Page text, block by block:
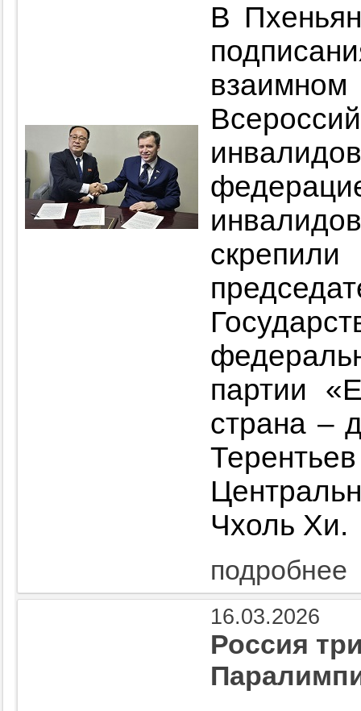
В
партии
страна –
Чхоль Хи.
подробнее
16.03.2026
Россия